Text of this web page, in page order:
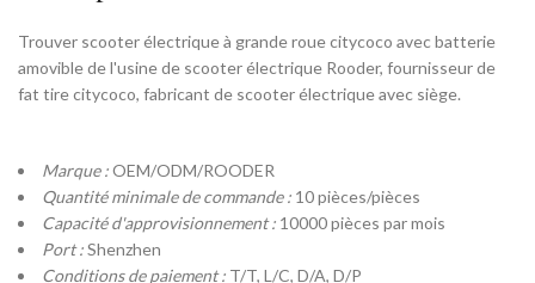
Trouver scooter électrique à grande roue citycoco avec batterie
amovible de l'usine de scooter électrique Rooder, fournisseur de
fat tire citycoco, fabricant de scooter électrique avec siège.
Marque :OEM/ODM/ROODER
Quantité minimale de commande : 10 pièces/pièces
Capacité d'approvisionnement : 10000 pièces par mois
Port :Shenzhen
Conditions de paiement : T/T, L/C, D/A, D/P